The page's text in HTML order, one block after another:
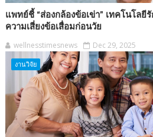
แพทย์ชี้ “ส่องกล้องข้อเข่า” เทคโนโลยี
ความเสี่ยงข้อเสื่อมก่อนวัย
wellnesstimesnews Dec 29, 2025
งานวิจัย